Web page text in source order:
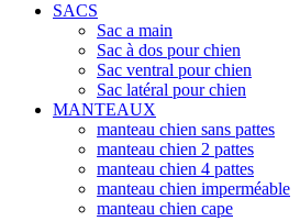
SACS
Sac a main
Sac à dos pour chien
Sac ventral pour chien
Sac latéral pour chien
MANTEAUX
manteau chien sans pattes
manteau chien 2 pattes
manteau chien 4 pattes
manteau chien imperméable
manteau chien cape